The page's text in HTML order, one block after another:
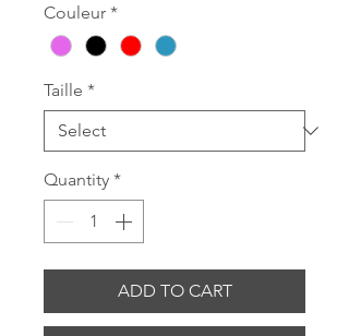
Couleur *
Taille *
Quantity *
ADD TO CART